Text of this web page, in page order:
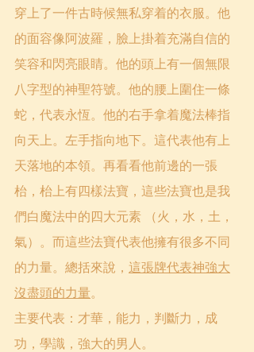
穿上了一件古時候無私穿着的衣服。他
的面容像阿波羅，臉上掛着充滿自信的
笑容和閃亮眼睛。他的頭上有一個無限
八字型的神聖符號。他的腰上圍住一條
蛇，代表永恆。他的右手拿着魔法棒指
向天上。左手指向地下。這代表他有上
天落地的本領。再看看他前邊的一張
枱，枱上有四樣法寶，這些法寶也是我
們白魔法中的四大元素 （火，水，土，
氣）。而這些法寶代表他擁有很多不同
的力量。總括來說， 這張牌代表神強大
沒盡頭的力量。
主要代表：才華，能力，判斷力，成
功，學識，強大的男人。